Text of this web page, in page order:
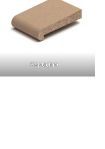
Kapuçino